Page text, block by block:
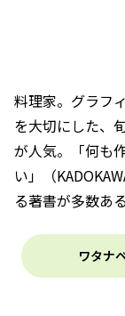
料理家。グラフ
を大切にした、
が人気。「何も
い」（
る著書が多数ある
ワタナ